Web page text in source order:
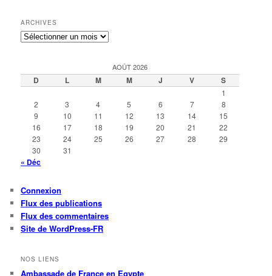
ARCHIVES
Archives
AOÛT 2026
D L M M J V S
1
2
3 4 5 6 7
8
9
10 11 12 13 14
15
16
17 18 19 20 21
22
23
24 25 26 27 28
29
30
31
« Déc
Connexion
Flux des publications
Flux des commentaires
Site de WordPress-FR
NOS LIENS
Ambassade de France en Egypte